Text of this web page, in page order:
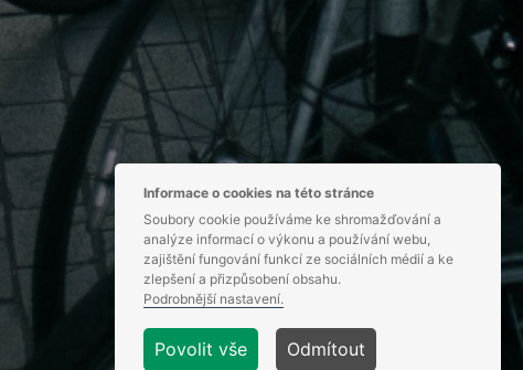
Informace o cookies na této stránce
Soubory cookie používáme ke shromažďování a
analýze informací o výkonu a používání webu,
zajištění fungování funkcí ze sociálních médií a ke
zlepšení a přizpůsobení obsahu.
Podrobnější nastavení.
Povolit vše Odmítout